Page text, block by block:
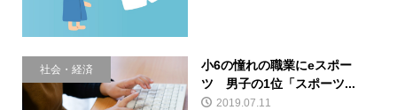
社会・経済
小6の憧れの職業にeスポー
ツ 男子の1位「スポーツ...
2019.07.11